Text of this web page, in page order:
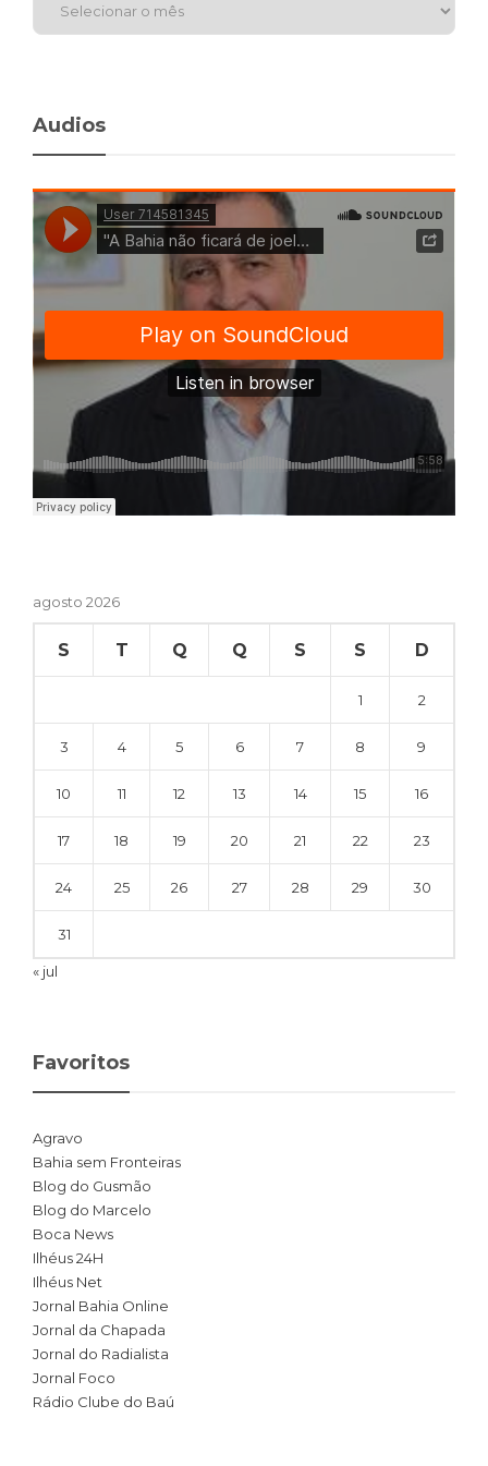
Audios
agosto 2026
S T Q Q S S D
1 2
3 4 5 6 7 8 9
10 11 12 13 14 15 16
17 18 19 20 21 22 23
24 25 26 27 28 29 30
31
« jul
Favoritos
Agravo
Bahia sem Fronteiras
Blog do Gusmão
Blog do Marcelo
Boca News
Ilhéus 24H
Ilhéus Net
Jornal Bahia Online
Jornal da Chapada
Jornal do Radialista
Jornal Foco
Rádio Clube do Baú